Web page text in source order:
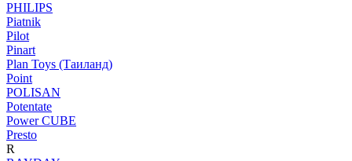
PHILIPS
Piatnik
Pilot
Pinart
Plan Toys (Таиланд)
Point
POLISAN
Potentate
Power CUBE
Presto
R